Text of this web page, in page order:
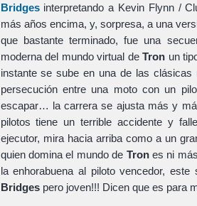
Bridgesinterpretando a Kevin Flynn /
más años encima, y, sorpresa, a una
que bastante terminado, fue una
moderna del mundo virtual deTron un
instante se sube en una de las
persecución entre una moto con un
escapar… la carrera se ajusta más y
pilotos tiene un terrible accidente y
ejecutor, mira hacia arriba como a un
quien domina el mundo de Trones ni
la enhorabuena al piloto vencedor,
Bridgespero joven!!! Dicen que es para